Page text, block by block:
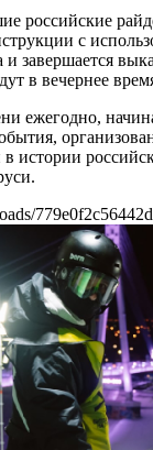
российские
с
завершается
в вечернее
ежегодно,
истории